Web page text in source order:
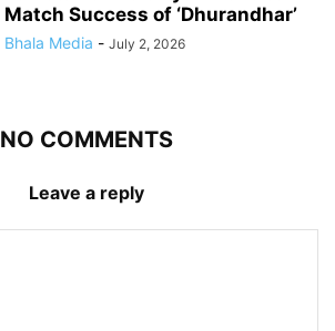
Match Success of ‘Dhurandhar’
Bhala Media - July 2, 2026
NO COMMENTS
Leave a reply